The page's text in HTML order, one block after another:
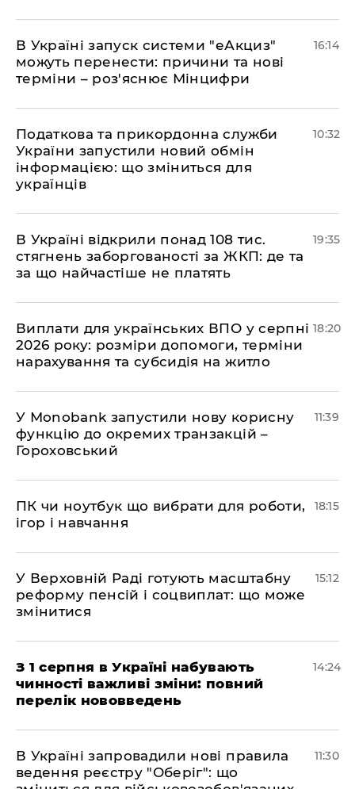
​В Україні запуск системи "еАкциз"
можуть перенести: причини та нові
терміни – роз'яснює Мінцифри
16:14
Податкова та прикордонна служби
України запустили новий обмін
інформацією: що зміниться для
українців
10:32
В Україні відкрили понад 108 тис.
стягнень заборгованості за ЖКП: де та
за що найчастіше не платять
19:35
Виплати для українських ВПО у серпні
2026 року: розміри допомоги, терміни
нарахування та субсидія на житло
18:20
У Мonobank запустили нову корисну
функцію до окремих транзакцій –
Гороховський
11:39
ПК чи ноутбук що вибрати для роботи,
ігор і навчання
18:15
У Верховній Раді готують масштабну
реформу пенсій і соцвиплат: що може
змінитися
15:12
З 1 серпня в Україні набувають
чинності важливі зміни: повний
перелік нововведень
14:24
В Україні запровадили нові правила
ведення реєстру "Оберіг": що
11:30